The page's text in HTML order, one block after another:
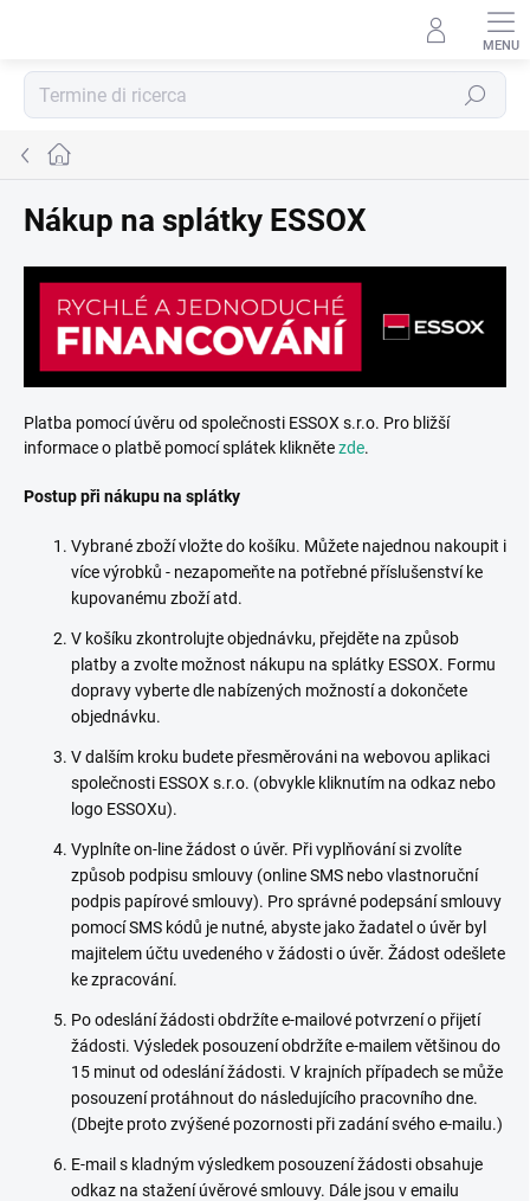
Ricerca
Casa
Nákup na splátky ESSOX
Platba pomocí úvěru od společnosti ESSOX s.r.o. Pro bližší
informace o platbě pomocí splátek kliknětezde.
Postup při nákupu na splátky
Vybrané zboží vložte do košíku. Můžete najednou nakoupit i
více výrobků - nezapomeňte na potřebné příslušenství ke
kupovanému zboží atd.
V košíku zkontrolujte objednávku, přejděte na způsob
platby a zvolte možnost nákupu na splátky ESSOX. Formu
dopravy vyberte dle nabízených možností a dokončete
objednávku.
V dalším kroku budete přesměrováni na webovou aplikaci
společnosti ESSOX s.r.o. (obvykle kliknutím na odkaz nebo
logo ESSOXu).
Vyplníte on-line žádost o úvěr. Při vyplňování si zvolíte
způsob podpisu smlouvy (online SMS nebo vlastnoruční
podpis papírové smlouvy). Pro správné podepsání smlouvy
pomocí SMS kódů je nutné, abyste jako žadatel o úvěr byl
majitelem účtu uvedeného v žádosti o úvěr. Žádost odešlete
ke zpracování.
Po odeslání žádosti obdržíte e-mailové potvrzení o přijetí
žádosti. Výsledek posouzení obdržíte e-mailem většinou do
15 minut od odeslání žádosti. V krajních případech se může
posouzení protáhnout do následujícího pracovního dne.
(Dbejte proto zvýšené pozornosti při zadání svého e-mailu.)
E-mail s kladným výsledkem posouzení žádosti obsahuje
odkaz na stažení úvěrové smlouvy. Dále jsou v emailu